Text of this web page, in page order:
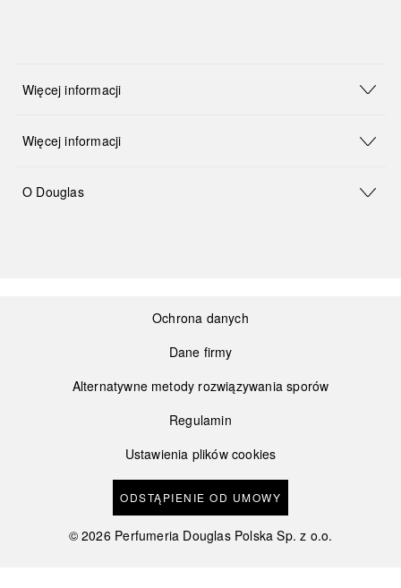
Więcej informacji
Więcej informacji
O Douglas
Ochrona danych
Dane firmy
Alternatywne metody rozwiązywania sporów
Regulamin
Ustawienia plików cookies
ODSTĄPIENIE OD UMOWY
©2026 Perfumeria Douglas Polska Sp. z o.o.